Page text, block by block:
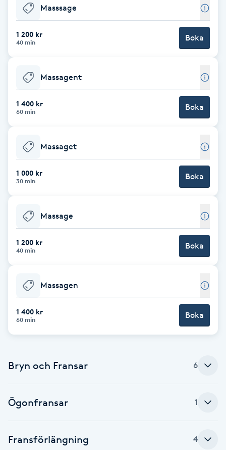
Babylights
Balayage
Bambumassage
Barber
Barnklippning
BIAB
Bottenfärg
Brynformning
Brynplockning
Bröllopsuppsättning
C
Celluliter
Coachning
Masssage
1 200 kr
40 min Boka
Massagent
1 400 kr
60 min Boka
Massaget
1 000 kr
30 min Boka
Massage
1 200 kr
40 min Boka
Massagen
1 400 kr
60 min Boka
Bryn och Fransar 6
Ögonfransar 1
Fransförlängning 4